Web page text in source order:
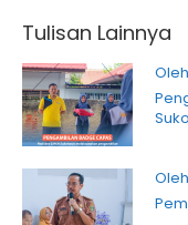
Tulisan Lainnya